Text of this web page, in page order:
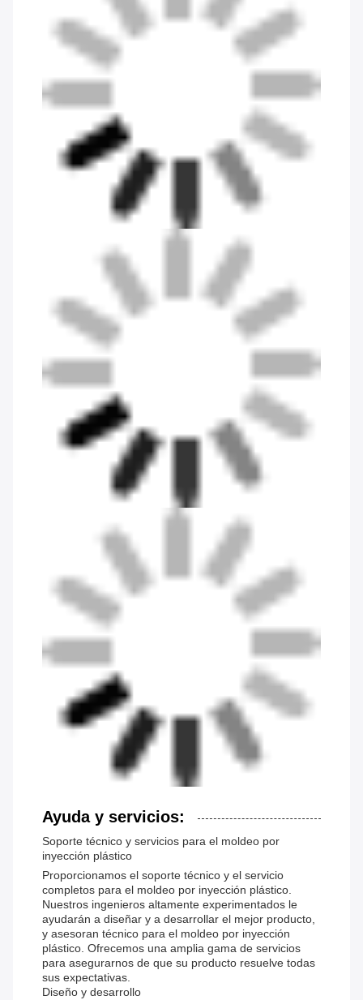
Ayuda y servicios:
Soporte técnico y servicios para el moldeo por
inyección plástico
Proporcionamos el soporte técnico y el servicio
completos para el moldeo por inyección plástico.
Nuestros ingenieros altamente experimentados le
ayudarán a diseñar y a desarrollar el mejor producto,
y asesoran técnico para el moldeo por inyección
plástico. Ofrecemos una amplia gama de servicios
para asegurarnos de que su producto resuelve todas
sus expectativas.
Diseño y desarrollo